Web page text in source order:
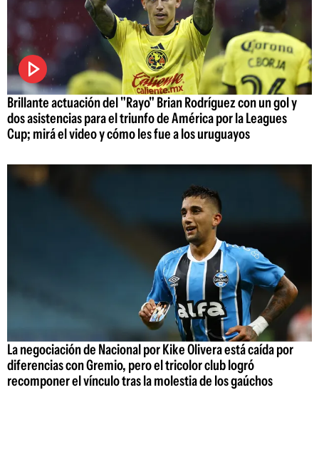
Brillante actuación del "Rayo" Brian Rodríguez con un gol y
dos asistencias para el triunfo de América por la Leagues
Cup; mirá el video y cómo les fue a los uruguayos
La negociación de Nacional por Kike Olivera está caída por
diferencias con Gremio, pero el tricolor club logró
recomponer el vínculo tras la molestia de los gaúchos